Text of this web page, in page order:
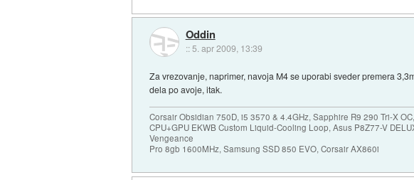
Oddin
:: 5. apr 2009, 13:39
Za vrezovanje, naprimer, navoja M4 se uporabi sveder premera
dela po avoje, itak.
Corsair Obsidian 750D, i5 3570 & 4.4GHz, Sapphire R9 290 Tri-X OC,
CPU+GPU EKWB Custom Liquid-Cooling Loop, Asus P8Z77-V
Vengeance
Pro 8gb 1600MHz, Samsung SSD 850 EVO, Corsair AX860i